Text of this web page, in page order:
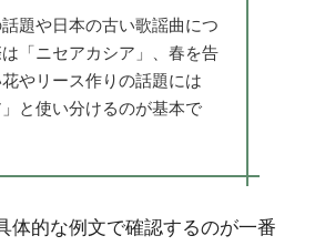
題や日本の古い歌謡曲につ
「ニセアカシア」、春を告
やリース作りの話題には
」と使い分けるのが基本で
体的な例文で確認するのが一番